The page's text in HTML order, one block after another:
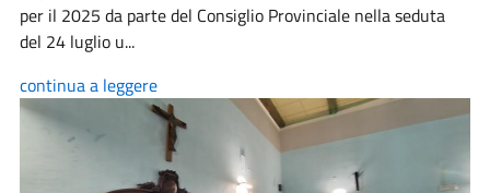
per il 2025 da parte del Consiglio Provinciale nella seduta
del 24 luglio u...
continua a leggere